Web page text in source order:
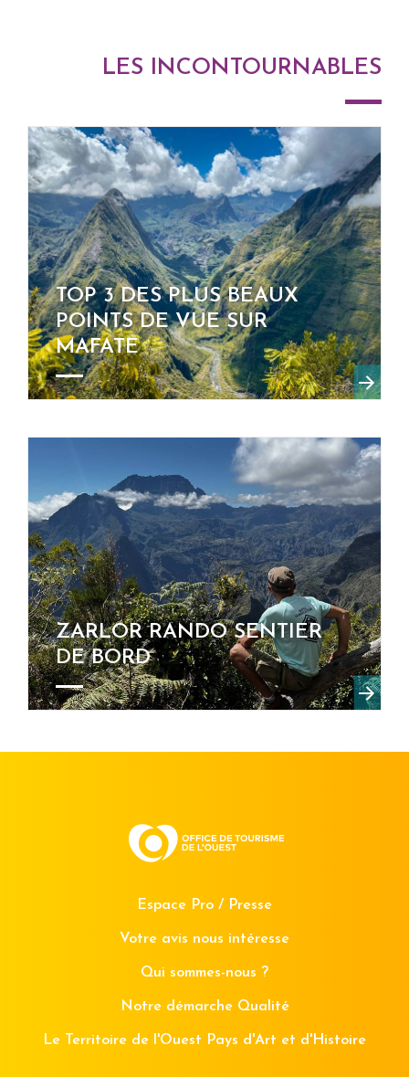
LES INCONTOURNABLES
TOP 3 DES PLUS BEAUX
POINTS DE VUE SUR
MAFATE
ZARLOR RANDO SENTIER
DE BORD
Espace Pro / Presse
Votre avis nous intéresse
Qui sommes-nous ?
Notre démarche Qualité
Le Territoire de l'Ouest Pays d'Art et d'Histoire